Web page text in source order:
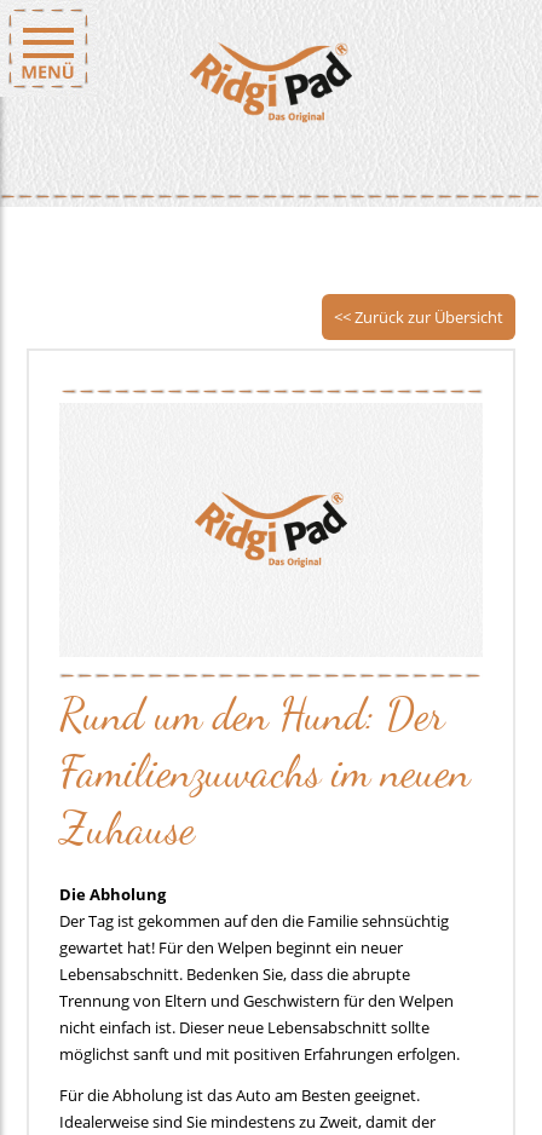
<< Zurück zur Übersicht
Rund um den Hund: Der
Familienzuwachs im neuen
Zuhause
Die Abholung
Der Tag ist gekommen auf den die Familie sehnsüchtig
gewartet hat! Für den Welpen beginnt ein neuer
Lebensabschnitt. Bedenken Sie, dass die abrupte
Trennung von Eltern und Geschwistern für den Welpen
nicht einfach ist. Dieser neue Lebensabschnitt sollte
möglichst sanft und mit positiven Erfahrungen erfolgen.
Für die Abholung ist das Auto am Besten geeignet.
Idealerweise sind Sie mindestens zu Zweit, damit der